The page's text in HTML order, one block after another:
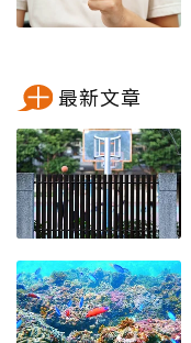
最新文章